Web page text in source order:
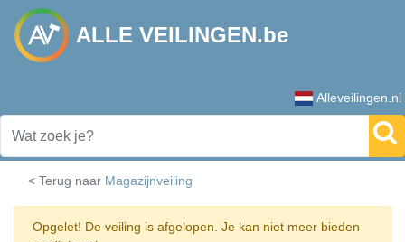
ALLE VEILINGEN.be
Alleveilingen.nl
< Terug naar Magazijnveiling
Opgelet! De veiling is afgelopen. Je kan niet meer bieden